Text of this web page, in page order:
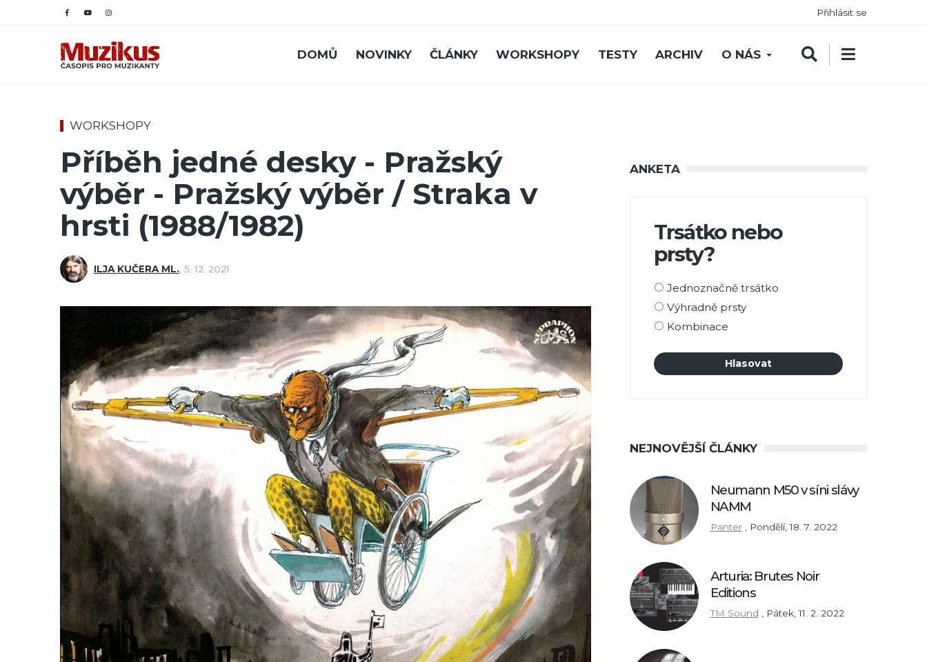
Přihlásit se
DOMŮ NOVINKY ČLÁNKY WORKSHOPY TESTY ARCHIV O NÁS
WORKSHOPY
Příběh jedné desky - Pražský
výběr - Pražský výběr / Straka v
hrsti (1988/1982)
ILJA KUČERA ML. 5. 12. 2021
ANKETA
Trsátko nebo
prsty?
Možnosti
výběru
Jednoznačně trsátko
Výhradně prsty
Kombinace
NEJNOVĚJŠÍ ČLÁNKY
Neumann M50 v síni slávy
NAMM
Panter Pondělí, 18. 7. 2022
Arturia: Brutes Noir
Editions
TM Sound , Pátek, 11. 2. 2022